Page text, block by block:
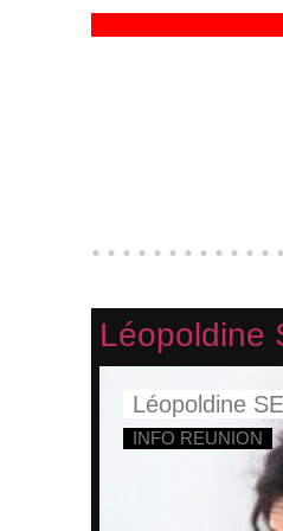
Léopoldine